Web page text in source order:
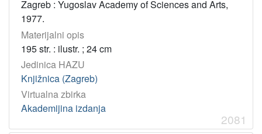
Zagreb : Yugoslav Academy of Sciences and Arts,
1977.
Materijalni opis
195 str. : ilustr. ; 24 cm
Jedinica HAZU
Knjižnica (Zagreb)
Virtualna zbirka
Akademijina izdanja
2081